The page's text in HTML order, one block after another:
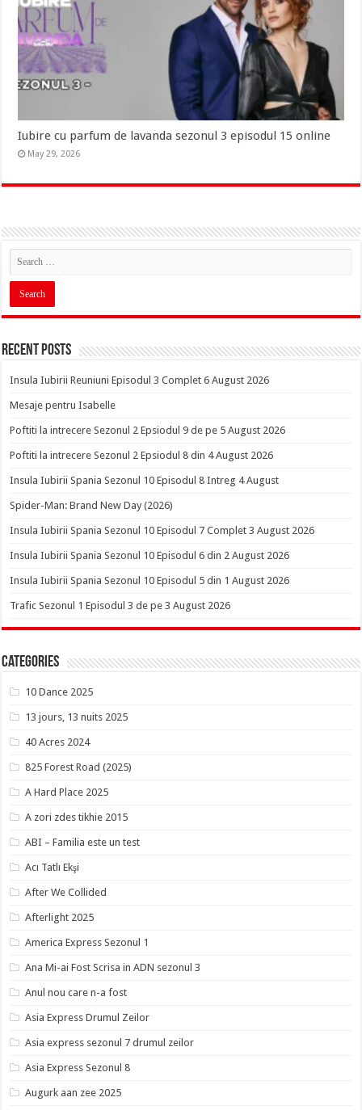
Iubire cu parfum de lavanda sezonul 3 episodul 15 online
May 29, 2026
Recent Posts
Insula Iubirii Reuniuni Episodul 3 Complet 6 August 2026
Mesaje pentru Isabelle
Poftiti la intrecere Sezonul 2 Epsiodul 9 de pe 5 August 2026
Poftiti la intrecere Sezonul 2 Epsiodul 8 din 4 August 2026
Insula Iubirii Spania Sezonul 10 Episodul 8 Intreg 4 August
Spider-Man: Brand New Day (2026)
Insula Iubirii Spania Sezonul 10 Episodul 7 Complet 3 August 2026
Insula Iubirii Spania Sezonul 10 Episodul 6 din 2 August 2026
Insula Iubirii Spania Sezonul 10 Episodul 5 din 1 August 2026
Trafic Sezonul 1 Episodul 3 de pe 3 August 2026
Categories
10 Dance 2025
13 jours, 13 nuits 2025
40 Acres 2024
825 Forest Road (2025)
A Hard Place 2025
A zori zdes tikhie 2015
ABI – Familia este un test
Acı Tatlı Ekşi
After We Collided
Afterlight 2025
America Express Sezonul 1
Ana Mi-ai Fost Scrisa in ADN sezonul 3
Anul nou care n-a fost
Asia Express Drumul Zeilor
Asia express sezonul 7 drumul zeilor
Asia Express Sezonul 8
Augurk aan zee 2025